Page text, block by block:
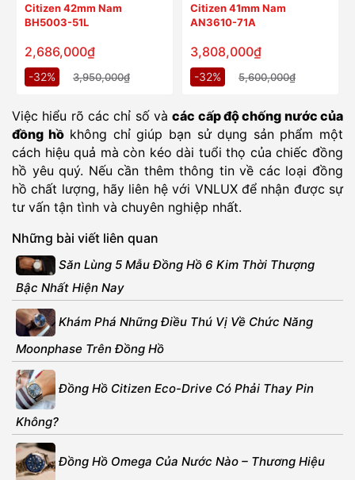
Citizen 42mm Nam
BH5003-51L
2,686,000₫
-32% 3,950,000₫
Citizen 41mm Nam
AN3610-71A
3,808,000₫
-32% 5,600,000₫
Việc hiểu rõ các chỉ số vàcác cấp độ chống nước của
đồng hồkhông chỉ giúp bạn sử dụng sản phẩm một
cách hiệu quả mà còn kéo dài tuổi thọ của chiếc đồng
hồ yêu quý. Nếu cần thêm thông tin về các loại đồng
hồ chất lượng, hãy liên hệ với VNLUX để nhận được sự
tư vấn tận tình và chuyên nghiệp nhất.
Những bài viết liên quan
Săn Lùng 5 Mẫu Đồng Hồ 6 Kim Thời Thượng
Bậc Nhất Hiện Nay
Khám Phá Những Điều Thú Vị Về Chức Năng
Moonphase Trên Đồng Hồ
Đồng Hồ Citizen Eco-Drive Có Phải Thay Pin
Không?
Đồng Hồ Omega Của Nước Nào – Thương Hiệu